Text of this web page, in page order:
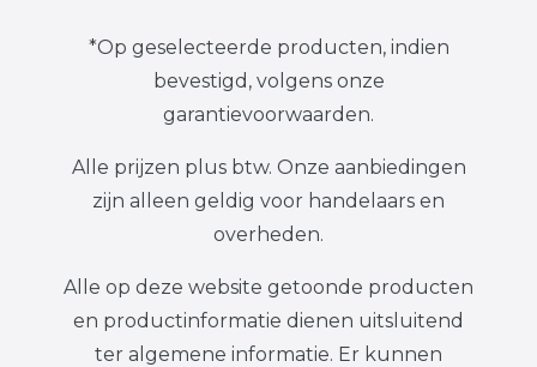
*Op geselecteerde producten, indien
bevestigd, volgens onze
garantievoorwaarden.
Alle prijzen plus btw. Onze aanbiedingen
zijn alleen geldig voor handelaars en
overheden.
Alle op deze website getoonde producten
en productinformatie dienen uitsluitend
ter algemene informatie. Er kunnen